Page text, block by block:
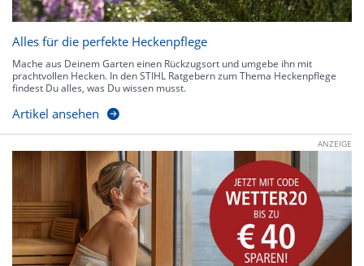
Alles für die perfekte Heckenpflege
Mache aus Deinem Garten einen Rückzugsort und umgebe ihn mit
prachtvollen Hecken. In den STIHL Ratgebern zum Thema Heckenpflege
findest Du alles, was Du wissen musst.
Artikel ansehen
ANZEIGE